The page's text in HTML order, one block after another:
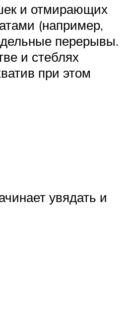
и отмирающих
(например,
перерывы.
и стеблях
при этом
увядать и